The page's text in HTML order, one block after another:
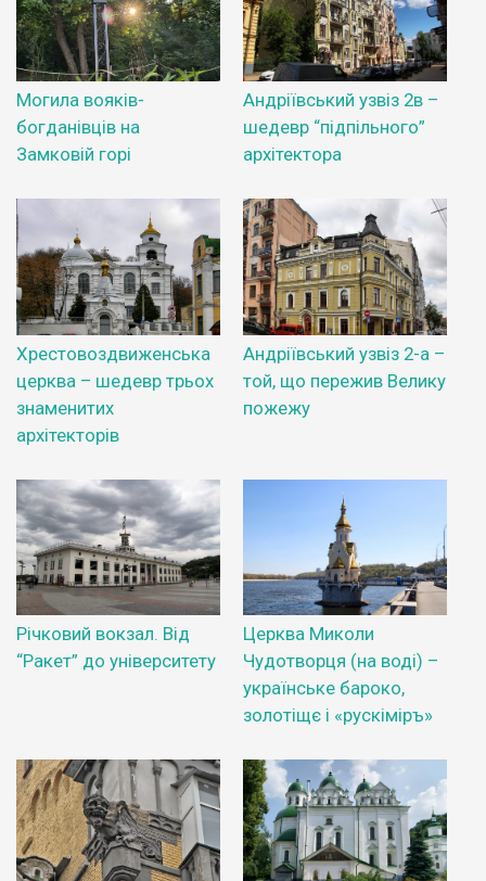
Могила вояків-
богданівців на
Замковій горі
Андріївський узвіз 2в –
шедевр “підпільного”
архітектора
Хрестовоздвиженська
церква – шедевр трьох
знаменитих
архітекторів
Андріївський узвіз 2-а –
той, що пережив Велику
пожежу
Річковий вокзал. Від
“Ракет” до університету
Церква Миколи
Чудотворця (на воді) –
українське бароко,
золотіщє і «рускіміръ»